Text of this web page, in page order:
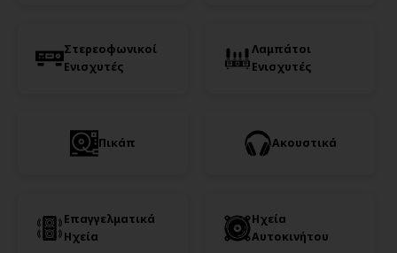
Στερεοφωνικοί
Ενισχυτές
Λαμπάτοι
Ενισχυτές
Πικάπ Ακουστικά
Επαγγελματικά
Ηχεία
Ηχεία
Αυτοκινήτου